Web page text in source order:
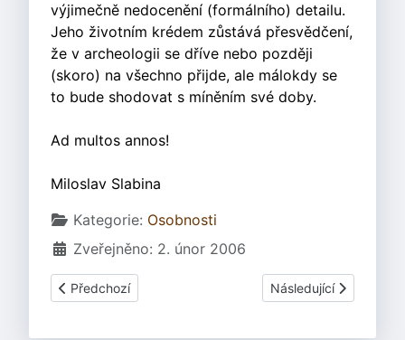
výjimečně nedocenění (formálního) detailu.
Jeho životním krédem zůstává přesvědčení,
že v archeologii se dříve nebo později
(skoro) na všechno přijde, ale málokdy se
to bude shodovat s míněním své doby.
Ad multos annos!
Miloslav Slabina
Základní údaje
Kategorie: Osobnosti
Zveřejněno: 2. únor 2006
Předchozí článek: Waldhauser Jiří
Předchozí Další článek: Páter
Následující